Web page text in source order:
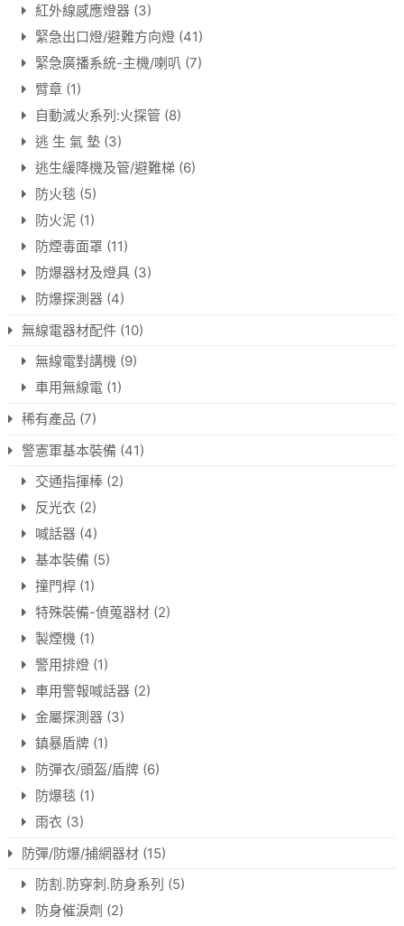
紅外線感應燈器 (3)
緊急出口燈/避難方向燈 (41)
緊急廣播系統-主機/喇叭 (7)
臂章 (1)
自動滅火系列:火探管 (8)
逃 生 氣 墊 (3)
逃生緩降機及管/避難梯 (6)
防火毯 (5)
防火泥 (1)
防煙毒面罩 (11)
防爆器材及燈具 (3)
防爆探測器 (4)
無線電器材配件 (10)
無線電對講機 (9)
車用無線電 (1)
稀有產品 (7)
警憲軍基本裝備 (41)
交通指揮棒 (2)
反光衣 (2)
喊話器 (4)
基本裝備 (5)
撞門桿 (1)
特殊裝備-偵蒐器材 (2)
製煙機 (1)
警用排燈 (1)
車用警報喊話器 (2)
金屬探測器 (3)
鎮暴盾牌 (1)
防彈衣/頭盔/盾牌 (6)
防爆毯 (1)
雨衣 (3)
防彈/防爆/捕網器材 (15)
防割.防穿刺.防身系列 (5)
防身催淚劑 (2)